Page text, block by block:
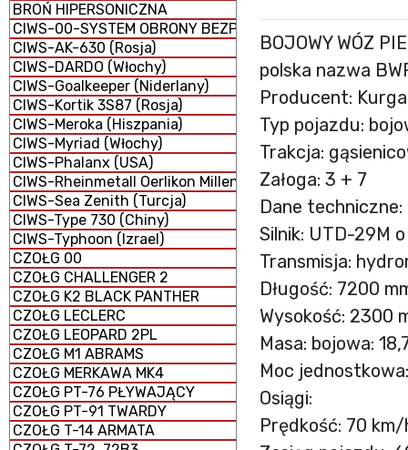
BROŃ HIPERSONICZNA
CIWS-00-SYSTEM OBRONY BEZPOŚREDNIEJ
CIWS-AK-630 (Rosja)
CIWS-DARDO (Włochy)
CIWS-Goalkeeper (Niderlany)
CIWS-Kortik 3S87 (Rosja)
CIWS-Meroka (Hiszpania)
CIWS-Myriad (Włochy)
CIWS-Phalanx (USA)
CIWS-Rheinmetall Oerlikon Millennium GDM-008
CIWS-Sea Zenith (Turcja)
CIWS-Type 730 (Chiny)
CIWS-Typhoon (Izrael)
CZOŁG 00
CZOŁG CHALLENGER 2
CZOŁG K2 BLACK PANTHER
CZOŁG LECLERC
CZOŁG LEOPARD 2PL
CZOŁG M1 ABRAMS
CZOŁG MERKAWA MK4
CZOŁG PT-76 PŁYWAJĄCY
CZOŁG PT-91 TWARDY
CZOŁG T-14 ARMATA
BOJOWY WÓZ
polska nazwa
Producent:
Typ pojazdu:
Trakcja:
Załoga: 3 + 7
Dane techniczne:
Silnik: UTD-29M
Transmisja:
Długość: 7200
Wysokość: 2300
Masa: bojowa:
Moc
Osiągi:
Prędkość: 70